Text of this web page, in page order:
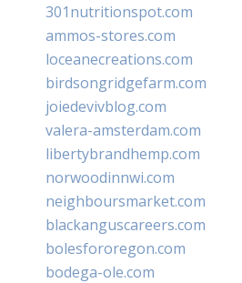
301nutritionspot.com
ammos-stores.com
loceanecreations.com
birdsongridgefarm.com
joiedevivblog.com
valera-amsterdam.com
libertybrandhemp.com
norwoodinnwi.com
neighboursmarket.com
blackanguscareers.com
bolesfororegon.com
bodega-ole.com